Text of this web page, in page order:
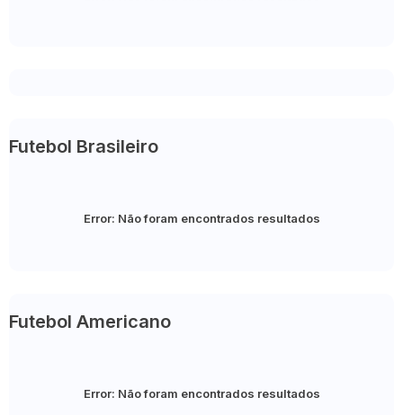
Futebol Brasileiro
Error: Não foram encontrados resultados
Futebol Americano
Error: Não foram encontrados resultados